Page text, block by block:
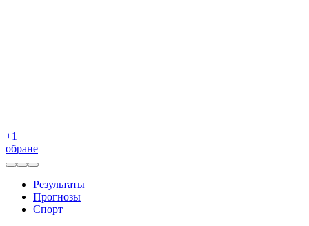
+1
обране
Результаты
Прогнозы
Спорт